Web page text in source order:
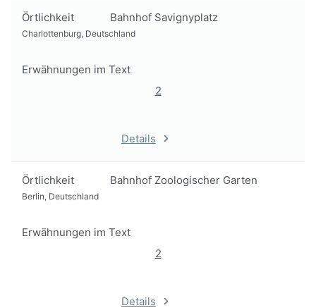
Örtlichkeit Bahnhof Savignyplatz
Charlottenburg, Deutschland
Erwähnungen im Text
2
Details
Örtlichkeit Bahnhof Zoologischer Garten
Berlin, Deutschland
Erwähnungen im Text
2
Details